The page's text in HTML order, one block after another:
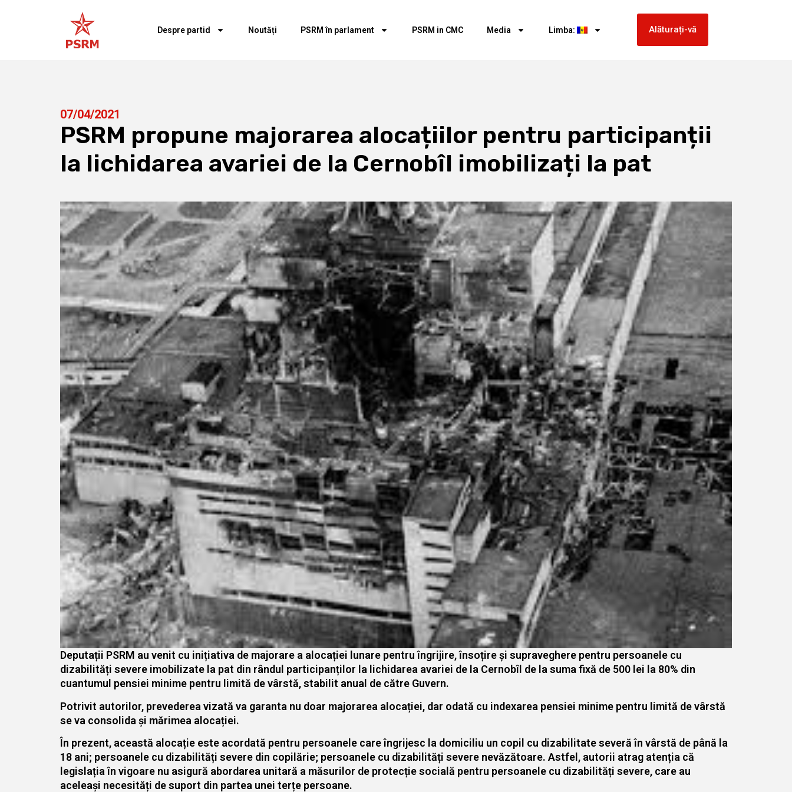
Despre partid Noutăți PSRM în parlament PSRM in CMC Media Limba: Alăturați-vă
07/04/2021
PSRM propune majorarea alocațiilor pentru participanții
la lichidarea avariei de la Cernobîl imobilizați la pat
Deputații PSRM au venit cu inițiativa de majorare a alocației lunare pentru îngrijire, însoțire și supraveghere pentru persoanele cu
dizabilități severe imobilizate la pat din rândul participanților la lichidarea avariei de la Cernobîl de la suma fixă de 500 lei la 80% din
cuantumul pensiei minime pentru limită de vârstă, stabilit anual de către Guvern.
Potrivit autorilor, prevederea vizată va garanta nu doar majorarea alocației, dar odată cu indexarea pensiei minime pentru limită de vârstă
se va consolida și mărimea alocației.
În prezent, această alocație este acordată pentru persoanele care îngrijesc la domiciliu un copil cu dizabilitate severă în vârstă de până la
18 ani; persoanele cu dizabilități severe din copilărie; persoanele cu dizabilități severe nevăzătoare. Astfel, autorii atrag atenția că
legislația în vigoare nu asigură abordarea unitară a măsurilor de protecție socială pentru persoanele cu dizabilități severe, care au
aceleași necesități de suport din partea unei terțe persoane.